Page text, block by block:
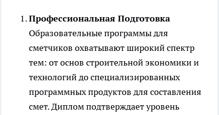
Профессиональная Подготовка
Образовательные программы для
сметчиков охватывают широкий спектр
тем: от основ строительной экономики и
технологий до специализированных
программных продуктов для составления
смет. Диплом подтверждает уровень